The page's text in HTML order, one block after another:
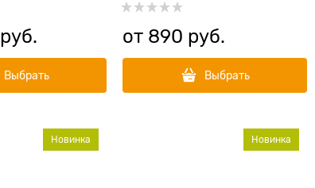
руб.
Выбрать
добавлением черники
от 890 руб.
Выбрать
Новинка Новинка